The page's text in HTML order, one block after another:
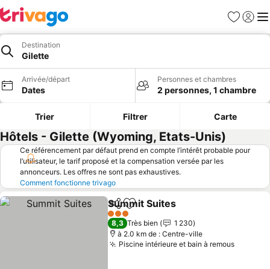
Favoris
Se
Destination
Gilette
Arrivée/départ
Dates
Personnes et chambres
2 personnes, 1 chambre
Trier Filtrer Carte
Hôtels - Gilette (Wyoming, Etats-Unis)
Ce référencement par défaut prend en compte l’intérêt probable pour
l’utilisateur, le tarif proposé et la compensation versée par les
annonceurs. Les offres ne sont pas exhaustives.
Comment fonctionne trivago
PartagerAjouter à mes favoris
Summit Suites
3 Étoiles
8,3 Très bien
1 230
à 2.0 km de : Centre-ville
Piscine intérieure et bain à remous